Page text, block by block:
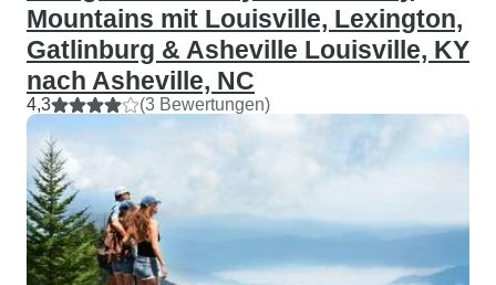
Mountains mit Louisville, Lexington,
Gatlinburg & Asheville Louisville, KY
nach Asheville, NC
4,3 (3 Bewertungen)